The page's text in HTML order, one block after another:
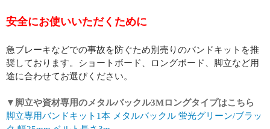
安全にお使いいただくために
急ブレーキなどでの事故を防ぐため別売りのバンドキットを推
奨しております。ショートボード、ロングボード、脚立など用
途に合わせてお選びください。
▼脚立や資材専用のメタルバックル3Mロングタイプはこちら
脚立専用バンドキット1本 メタルバックル 蛍光グリーン/ブラッ